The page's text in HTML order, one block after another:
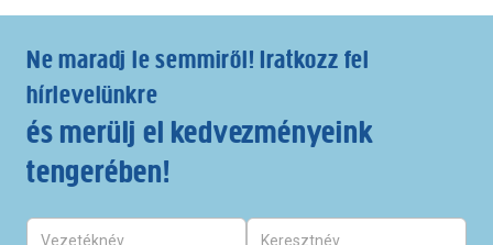
Ne maradj le semmiről! Iratkozz fel
hírlevelünkre
és merülj el kedvezményeink
tengerében!